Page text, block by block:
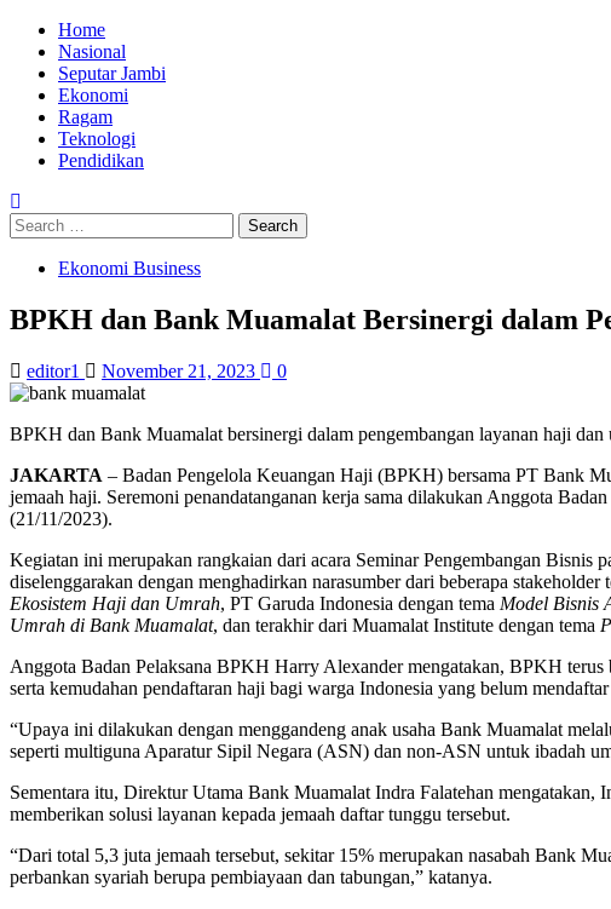
Skip
content
Primary
Menu
Home
Nasional
Seputar Jambi
Ekonomi
Ragam
Teknologi
Pendidikan
Search
for:
Ekonomi Business
BPKH dan Bank Muamalat Bersinergi dalam
editor1 November 21, 2023 0
BPKH dan Bank Muamalat bersinergi dalam pengembangan layanan haji dan
JAKARTA – Badan Pengelola Keuangan Haji (BPKH) bersama PT Bank
jemaah haji. Seremoni penandatanganan kerja sama dilakukan Anggota
(21/11/2023).
Kegiatan ini merupakan rangkaian dari acara Seminar Pengembangan
diselenggarakan dengan menghadirkan narasumber dari beberapa
Ekosistem Haji dan Umrah, PT Garuda Indonesia dengan tema Model Bisnis
Umrah di Bank Muamalat, dan terakhir dari Muamalat Institute dengan tema
Anggota Badan Pelaksana BPKH Harry Alexander mengatakan, BPKH
serta kemudahan pendaftaran haji bagi warga Indonesia yang belum
“Upaya ini dilakukan dengan menggandeng anak usaha Bank Muamalat
seperti multiguna Aparatur Sipil Negara (ASN) dan non-ASN untuk ibadah
Sementara itu, Direktur Utama Bank Muamalat Indra Falatehan
memberikan solusi layanan kepada jemaah daftar tunggu tersebut.
“Dari total 5,3 juta jemaah tersebut, sekitar 15% merupakan nasabah Bank
perbankan syariah berupa pembiayaan dan tabungan,” katanya.